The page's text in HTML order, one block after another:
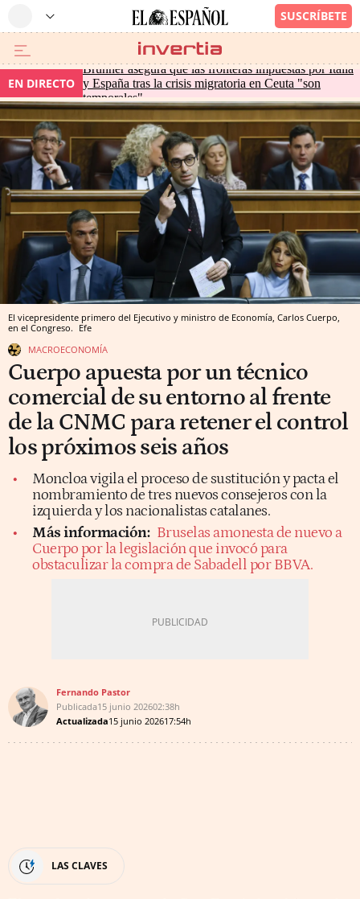
EN DIRECTO
Brunner asegura que las fronteras impuestas por Italia
y España tras la crisis migratoria en Ceuta "son
temporales"
El vicepresidente primero del Ejecutivo y ministro de Economía, Carlos Cuerpo,
en el Congreso. Efe
MACROECONOMÍA
Cuerpo apuesta por un técnico
comercial de su entorno al frente
de la CNMC para retener el control
los próximos seis años
Moncloa vigila el proceso de sustitución y pacta el
nombramiento de tres nuevos consejeros con la
izquierda y los nacionalistas catalanes.
Más información: Bruselas amonesta de nuevo a
Cuerpo por la legislación que invocó para
obstaculizar la compra de Sabadell por BBVA.
Fernando Pastor
Publicada15 junio 202602:38h
Actualizada15 junio 202617:54h
LAS CLAVES